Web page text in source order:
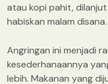
atau kopi pahit,
habiskan malam disana.
Angringan ini menjadi
kesederhanaannya
lebih. Makanan yang